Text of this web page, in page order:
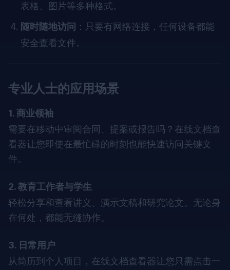
表格、图片等多种格式。
随时随地访问 ：只要有网络连接，任何设备都能
安全查看文件。
专业人士的应用场景
1. 商业领袖
需要在移动中审阅合同、提案或报告吗？在线文档查
看器让您即使在最忙碌的时刻也能快速访问关键文
件。
2. 教育工作者与学生
轻松分享和查看讲义、演示文稿和研究论文。无论身
在何处，都能无缝协作。
3. 日常用户
从简历到个人项目，在线文档查看器让您只需点击一